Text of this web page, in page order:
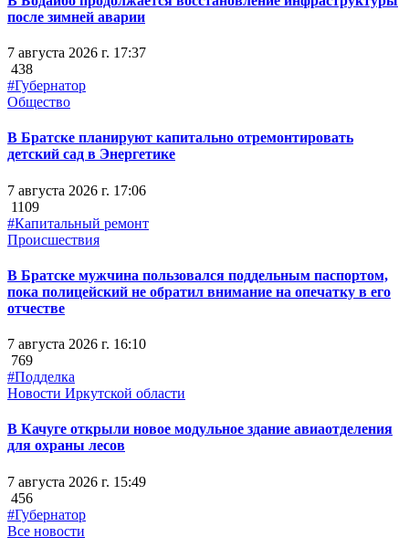
после зимней аварии
7 августа 2026 г. 17:37
438
#Губернатор
Общество
В Братске планируют капитально отремонтировать
детский сад в Энергетике
7 августа 2026 г. 17:06
1109
#Капитальный ремонт
Происшествия
В Братске мужчина пользовался поддельным паспортом,
пока полицейский не обратил внимание на опечатку в его
отчестве
7 августа 2026 г. 16:10
769
#Подделка
Новости Иркутской области
В Качуге открыли новое модульное здание авиаотделения
для охраны лесов
7 августа 2026 г. 15:49
456
#Губернатор
Все новости